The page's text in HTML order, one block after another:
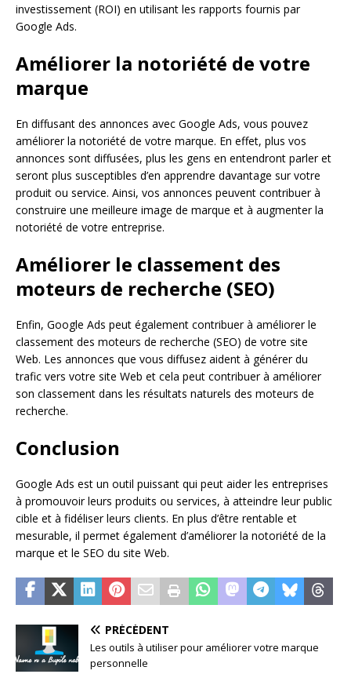
investissement (ROI) en utilisant les rapports fournis par
Google Ads.
Améliorer la notoriété de votre
marque
En diffusant des annonces avec Google Ads, vous pouvez
améliorer la notoriété de votre marque. En effet, plus vos
annonces sont diffusées, plus les gens en entendront parler et
seront plus susceptibles d’en apprendre davantage sur votre
produit ou service. Ainsi, vos annonces peuvent contribuer à
construire une meilleure image de marque et à augmenter la
notoriété de votre entreprise.
Améliorer le classement des
moteurs de recherche (SEO)
Enfin, Google Ads peut également contribuer à améliorer le
classement des moteurs de recherche (SEO) de votre site
Web. Les annonces que vous diffusez aident à générer du
trafic vers votre site Web et cela peut contribuer à améliorer
son classement dans les résultats naturels des moteurs de
recherche.
Conclusion
Google Ads est un outil puissant qui peut aider les entreprises
à promouvoir leurs produits ou services, à atteindre leur public
cible et à fidéliser leurs clients. En plus d’être rentable et
mesurable, il permet également d’améliorer la notoriété de la
marque et le SEO du site Web.
PRÉCÉDENT
Les outils à utiliser pour améliorer votre marque
personnelle